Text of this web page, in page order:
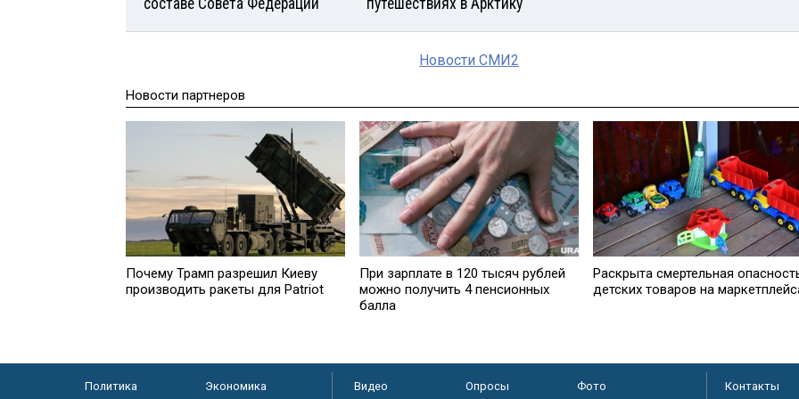
Новости СМИ2
Новости партнеров
Почему Трамп разрешил Киеву
производить ракеты для Patriot
При зарплате в 120 тысяч рублей
можно получить 4 пенсионных
балла
Раскрыта смертельная
детских товаров на
Политика
Экономика
Видео Опросы
Фото
Контакты